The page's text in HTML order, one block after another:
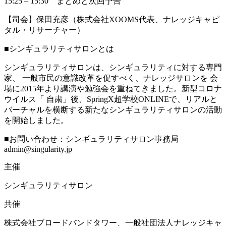
【司会】保田充彦（株式会社XOOMS代表、ナレッジキャピ
タル・リサーチャー）
■シンギュラリティサロンとは
シンギュラリティサロンは、シンギュラリティに対する専門
家、 一般市民の意識改革を促すべく、ナレッジサロンを 会
場に2015年より講演や勉強会を重ねてきました。新型コロナ
ウイルス「 自粛」後、SpringX超学校ONLINEで、リアルと
バーチャルを横断する新たなシンギュラリティサロンの活動
を開始しました。
■お問い合わせ：シンギュラリティサロン事務局
admin@singularity.jp
主催
シンギュラリティサロン
共催
株式会社ブロードバンドタワー、一般社団法人ナレッジキャ